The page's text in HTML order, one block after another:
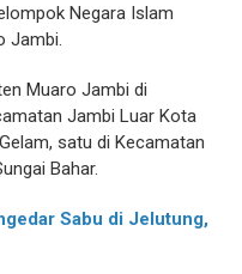
Negara Islam
Jambi.
Muaro Jambi di
Jambi Luar Kota
satu di Kecamatan
Bahar.
Sabu di Jelutung,